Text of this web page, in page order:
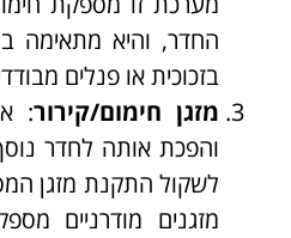
החדר, והיא מתאימה
בזכוכית או פנלים
מזגן חימום/קירור:
והפכת אותה לחדר
לשקול התקנת מזגן
מזגנים מודרניים